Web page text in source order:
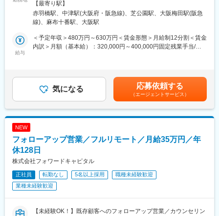
＜入社の決め手＞
例１（前職：ITコンサルタント）
への強い思いを再認識。当社の地域活性化の理念に共感し、この
企業で自分の思いを実現できると感じて入社を決意。」
を聞き、興味を持った。当社のビジョンやスタートアップならで
はの魅力に惹かれ、設立時に入社を決意。現在は中堅・中小企業
の力を引き出し、地域社会の課題解決に貢献することに意義を感
は多様なプレーヤーの連携が不可欠と感じた。当社が地域創生の
旗振り役となり得る存在であると考え、業界未経験ながらもその
一員として活躍したいと転職を決意。」
変更の範囲：会社の定める業務
■業務概要
クライアントから受領するデータを分析し、業務課題解決・経営
課題解決に向けたプロジェクトへ参画頂きます。
本ポジションはアナリスト職として「知りたいことが分かる分
析」「議論するための材料となる分析」「仮説が正しいか検証で
■プロジェクト例（JR西日本様プロジェクト、一例）
（2）マーケティング分野への適用拡大
・山陽新幹線および近畿圏在来線の収益向上に関する共同プロジ
ェクト
クト
・ICOCAデータ分析における共同プロジェクトおよび、共同特許
■研修制度
屋内全面禁煙＜勤務地詳細2＞大阪オフィス住所：大阪府大阪市北
区大深町6番38号 グラングリーン大阪 北館 JAM BASE 4階
JAM-STUDIO 404号室勤務地最寄駅：JR線／大阪駅受動喫煙対
【最寄り駅】
赤羽橋駅、中津駅(大阪府・阪急線)、芝公園駅、大阪梅田駅(阪急
線)、麻布十番駅、大阪駅
給与
＜予定年収＞480万円～630万円＜賃金形態＞月給制12分割＜賃金
内訳＞月額（基本給）：320,000円～400,000円固定残業手当/
＞オファー年収はご経験・スキルに応じて決定いたします。リア
ルタイムプロモーションという評価制度があり、毎月、昇給の機
会があります。過去には入社2ヶ月で給与が上がった方もいます。
賃金はあくまでも目安の金額であり、選考を通じて上下する可能
性があります。月給(月額)は固定手当を含めた表記です。
気になる 応募依頼する
（エージェントサービス）
NEW
フォローアップ営業／フルリモート／月給35万円／年
休128日
株式会社フォワードキャピタル
正社員 転勤なし 5名以上採用
職種未経験歓迎
業種未経験歓迎
【未経験OK！】既存顧客へのフォローアップ営業／カウンセリン